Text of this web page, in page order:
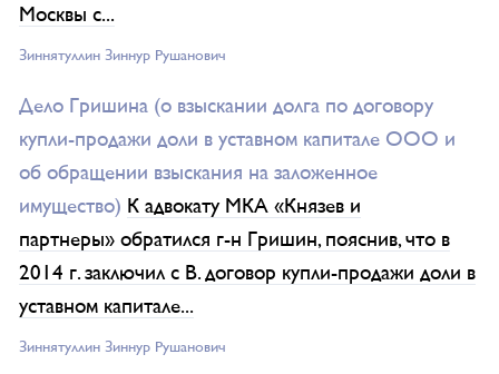
Москвы с...
Зиннятуллин Зиннур Рушанович
Дело Гришина (о взыскании долга по договору
купли-продажи доли в уставном капитале ООО и
об обращении взыскания на заложенное
имущество) К адвокату МКА «Князев и
партнеры» обратился г-н Гришин, пояснив, что в
2014 г. заключил с В. договор купли-продажи доли в
уставном капитале...
Зиннятуллин Зиннур Рушанович